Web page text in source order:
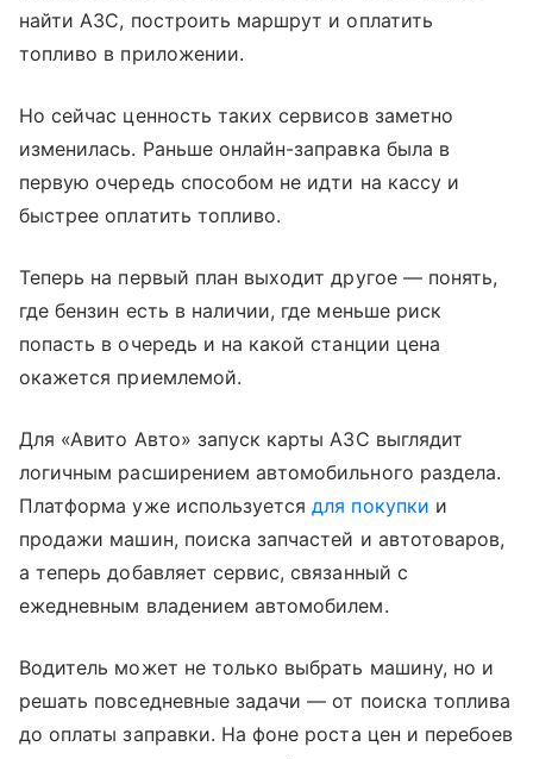
найти АЗС, построить маршрут и оплатить
топливо в приложении.
Но сейчас ценность таких сервисов заметно
изменилась. Раньше онлайн-заправка была в
первую очередь способом не идти на кассу и
быстрее оплатить топливо.
Теперь на первый план выходит другое — понять,
где бензин есть в наличии, где меньше риск
попасть в очередь и на какой станции цена
окажется приемлемой.
Для «Авито Авто» запуск карты АЗС выглядит
логичным расширением автомобильного раздела.
Платформа уже используетсядля покупки и
продажи машин, поиска запчастей и автотоваров,
а теперь добавляет сервис, связанный с
ежедневным владением автомобилем.
Водитель может не только выбрать машину, но и
решать повседневные задачи — от поиска топлива
до оплаты заправки. На фоне роста цен и перебоев